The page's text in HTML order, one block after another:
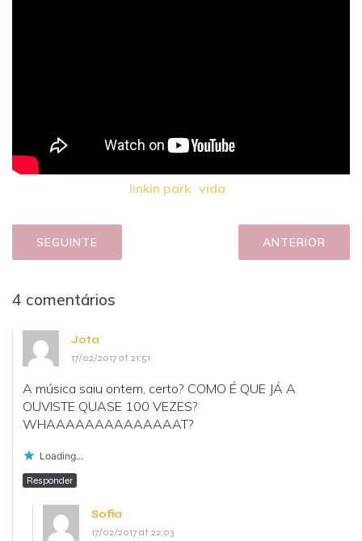
linkin park vida
SEGUINTE ANTERIOR
4 comentários
Jota
17/02/2017 at 21:51
A música saiu ontem, certo? COMO É QUE JÁ A
OUVISTE QUASE 100 VEZES?
WHAAAAAAAAAAAAAAT?
Loading...
Responder
Sofia
17/02/2017 at 22:03